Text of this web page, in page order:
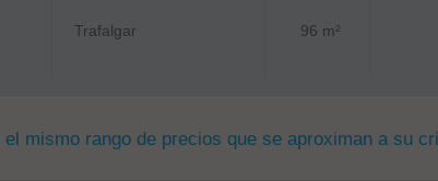
Trafalgar 96 m²
el mismo rango de precios que se aproximan a su